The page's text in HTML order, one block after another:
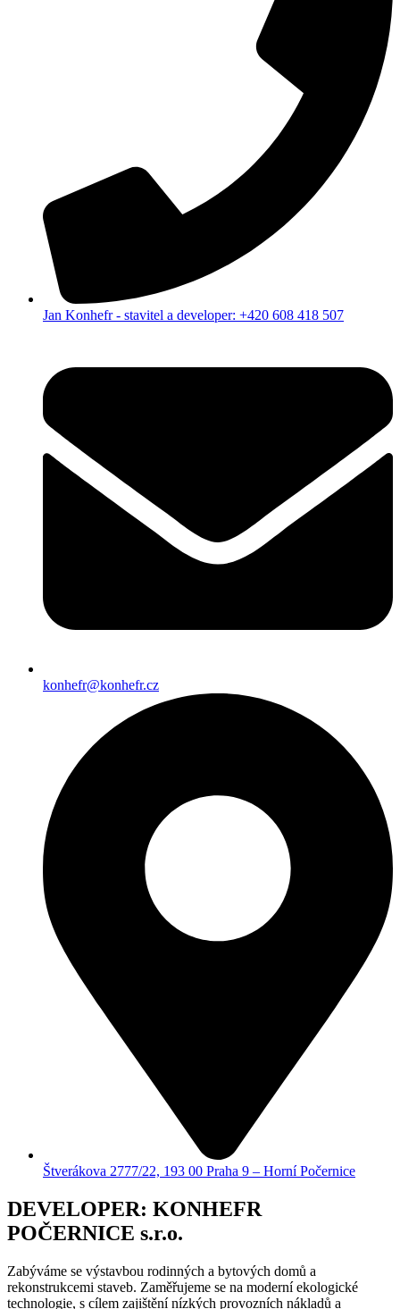
Jan Konhefr - stavitel a developer: +420 608 418 507
konhefr@konhefr.cz
Štverákova 2777/22, 193 00 Praha 9 – Horní Počernice
DEVELOPER: KONHEFR
POČERNICE s.r.o.
Zabýváme se výstavbou rodinných a bytových domů a
rekonstrukcemi staveb. Zaměřujeme se na moderní ekologické
technologie, s cílem zajištění nízkých provozních nákladů a